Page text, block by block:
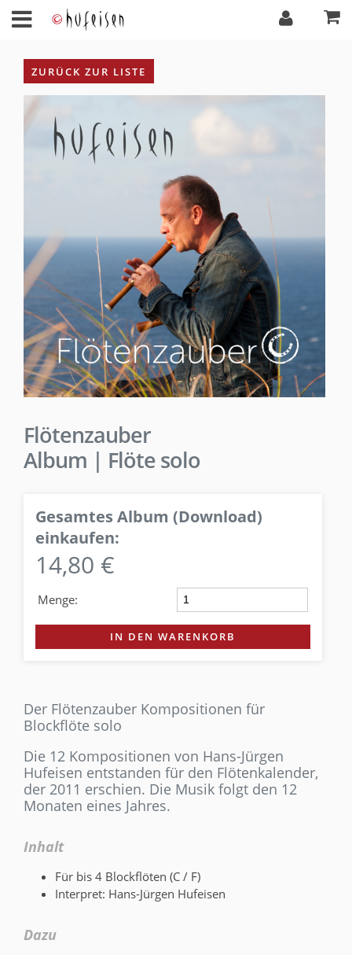
ZURÜCK ZUR LISTE
Flötenzauber
Album | Flöte solo
Gesamtes Album (Download)
einkaufen:
14,80 €
Menge:
IN DEN WARENKORB
Der Flötenzauber Kompositionen für
Blockflöte solo
Die 12 Kompositionen von Hans-Jürgen
Hufeisen entstanden für den Flötenkalender,
der 2011 erschien. Die Musik folgt den 12
Monaten eines Jahres.
Inhalt
Für bis 4 Blockflöten (C / F)
Interpret: Hans-Jürgen Hufeisen
Dazu